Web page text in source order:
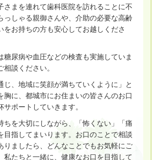
さまを連れて歯科医院を訪れることに不
っしゃる親御さんや、介助の必要な高齢
をお持ちの方も安心してお越しくださ
糖尿病や血圧などの検査も実施していま
談ください。
じ、地域に笑顔が満ちていくように」と
胸に、都城市にお住まいの皆さんのお口
サポートしていきます。
ちを大切にしながら、「怖くない」「痛
目指してまいります。お口のことで相談
りましたら、どんなことでもお気軽にご
私たちと一緒に、健康なお口を目指して